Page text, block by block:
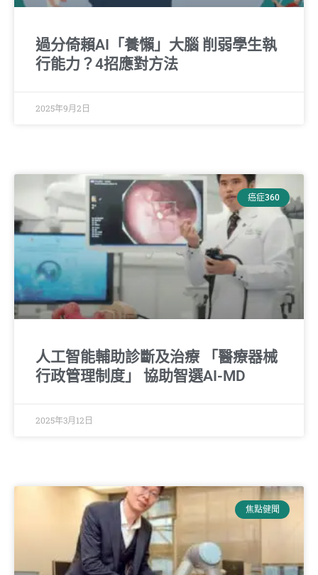
過分倚賴AI「養懶」大腦 削弱學生執
行能力？4招應對方法
2025年9月2日
癌症360
人工智能輔助診斷及治療 「醫療器械
行政管理制度」 協助智選AI-MD
2025年3月12日
焦點健聞